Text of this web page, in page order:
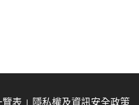
覽表 隱私權及資訊安全政策